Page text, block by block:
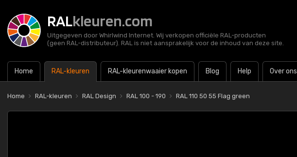
RALkleuren.com
Uitgegeven door Whirlwind Internet. Wij verkopen officiële RAL-producten
(geen RAL-distributeur). RAL is niet aansprakelijk voor de inhoud van deze site.
Home RAL-kleuren RAL-kleurenwaaier kopen Blog Help Over ons
Home RAL-kleuren RAL Design RAL 100 - 190 RAL 110 50 55 Flag green